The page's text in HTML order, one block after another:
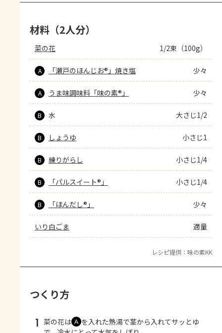
材料（2人分）
菜の花 1/2束（100g）
A 「瀬戸のほんじお®」焼き塩 少々
A うま味調味料「味の素®」 少々
B 水 大さじ1/2
B しょうゆ 小さじ1
B 練りがらし 小さじ1/4
B 「パルスイート®」 小さじ1/4
B 「ほんだし®」 少々
いり白ごま 適量
レシピ提供：味の素KK
つくり方
1 菜の花は Ａ を入れた熱湯で茎から入れてサッとゆ